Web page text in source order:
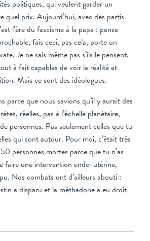
politiques, qui veulent garder un
quel prix. Aujourd’hui, avec des partis
l’ère du fascisme à la papa : pense
fais ceci, pas cela, porte un
Je ne sais même pas s’ils le pensent.
à fait capables de voir la réalité et
Mais ce sont des idéologues.
parce que nous savions qu’il y aurait des
réelles, pas à l’échelle planétaire,
personnes. Pas seulement celles que tu
qui sont autour. Pour moi, c’était très
personnes mortes parce que tu n’as
faire une intervention endo-utérine,
Nos combats ont d’ailleurs abouti :
a disparu et la méthadone a eu droit